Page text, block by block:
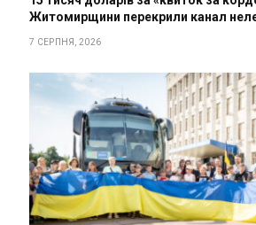
Житомирщини перекрили канал
7 СЕРПНЯ, 2026